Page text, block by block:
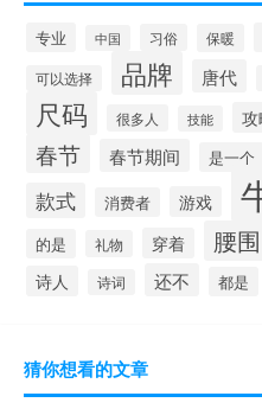
专业 中国 习俗 保暖
可以选择 品牌 唐代
尺码 很多人 技能 攻
春节 春节期间 是一个
款式
消费者 游戏
的是 礼物 穿着 腰围
诗人 诗词 还不 都是
猜你想看的文章